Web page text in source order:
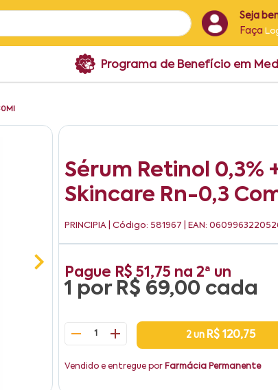
Seja
Faça
Programa de Benefício em
Sérum Retinol 0,3%
Skincare Rn-0,3
PRINCIPIA | Código: 581967 | EAN:
Pague R$ 51,75 na 2ª un
1 por R$ 69,00 cada
1 2 un R$ 120,75
Vendido e entregue por Farmácia Permanente